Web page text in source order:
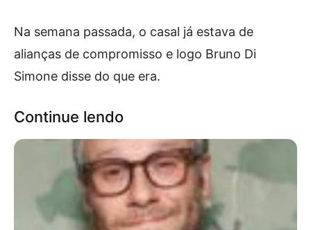
Na semana passada, o casal já estava de
alianças de compromisso e logo Bruno Di
Simone disse do que era.
Continue lendo